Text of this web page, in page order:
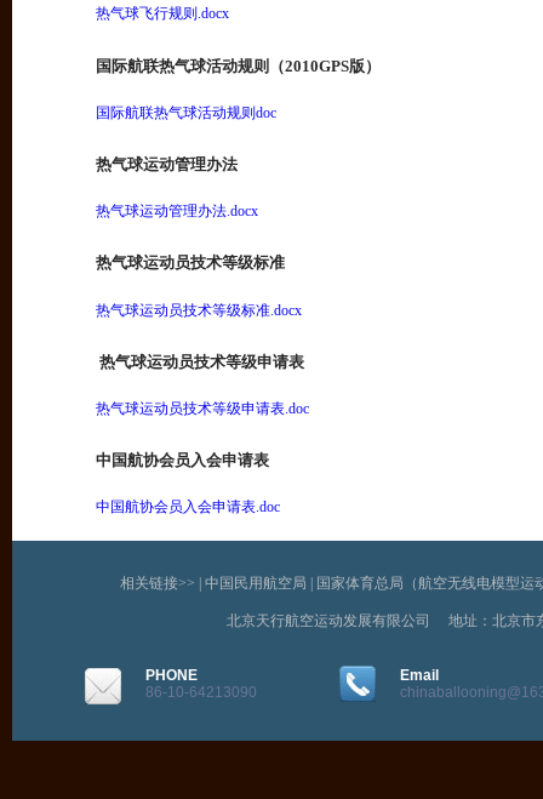
热气球飞行规则.docx
国际航联热气球活动规则（2010GPS版）
国际航联热气球活动规则doc
热气球运动管理办法
热气球运动管理办法.docx
热气球运动员技术等级标准
热气球运动员技术等级标准.docx
热气球运动员技术等级申请表
热气球运动员技术等级申请表.doc
中国航协会员入会申请表
中国航协会员入会申请表.doc
相关链接>> | 中国民用航空局 国家体育总局（航空无线电模型运
北京天行航空运动发展有限公司 地址：北京
PHONE
86-10-64213090
Email